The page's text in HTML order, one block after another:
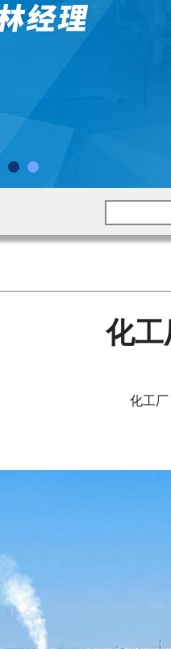
化工
化工厂